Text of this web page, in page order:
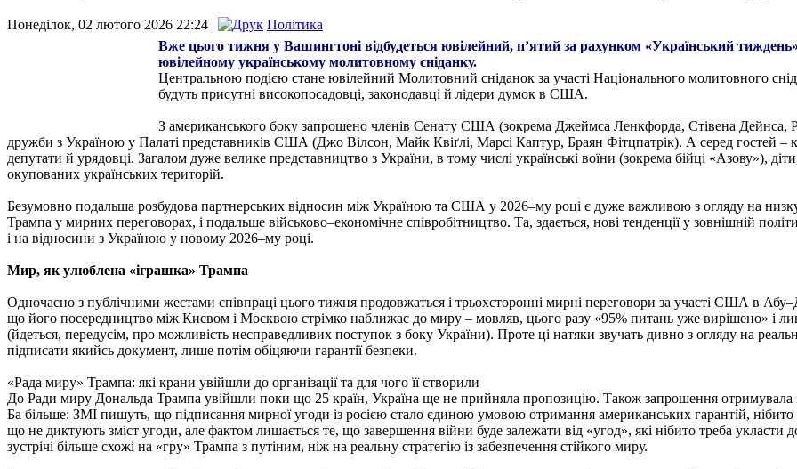
Понеділок, 02 лютого 2026 22:24 |
Політика
Вже цього тижня у Вашингтоні відбудеться ювілейний, п’ятий за рахунком «Український
ювілейному українському молитовному сніданку.
Центральною подією стане ювілейний Молитовний сніданок за участі Національного молитовного
будуть присутні високопосадовці, законодавці й лідери думок в США.
З американського боку запрошено членів Сенату США (зокрема Джеймса Ленкфорда, Стівена Дейнса,
дружби з Україною у Палаті представників США (Джо Вілсон, Майк Квіґлі, Марсі Каптур, Браян Фітцпатрік). А серед гостей –
депутати й урядовці. Загалом дуже велике представництво з України, в тому числі українські воїни (зокрема бійці «Азову»),
окупованих українських територій.
Безумовно подальша розбудова партнерських відносин між Україною та США у 2026–му році є дуже важливою з огляду на
Трампа у мирних переговорах, і подальше військово–економічне співробітництво. Та, здається, нові тенденції у зовнішній
і на відносини з Україною у новому 2026–му році.
Мир, як улюблена «іграшка» Трампа
Одночасно з публічними жестами співпраці цього тижня продовжаться і трьохсторонні мирні переговори за участі США в
що його посередництво між Києвом і Москвою стрімко наближає до миру – мовляв, цього разу «95% питань уже вирішено» і
(йдеться, передусім, про можливість несправедливих поступок з боку України). Проте ці натяки звучать дивно з огляду на
підписати якийсь документ, лише потім обіцяючи гарантії безпеки.
«Рада миру» Трампа: які крани увійшли до організації та для чого її створили
До Ради миру Дональда Трампа увійшли поки що 25 країн, Україна ще не прийняла пропозицію. Також запрошення отримувала і
Ба більше: ЗМІ пишуть, що підписання мирної угоди із росією стало єдиною умовою отримання американських гарантій,
що не диктують зміст угоди, але фактом лишається те, що завершення війни буде залежати від «угод», які нібито треба укласти
зустрічі більше схожі на «гру» Трампа з путіним, ніж на реальну стратегію із забезпечення стійкого миру.